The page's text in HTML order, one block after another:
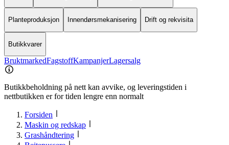
Planteproduksjon Innendørsmekanisering Drift og rekvisita
Butikkvarer
BruktmarkedFagstoffKampanjerLagersalg
Butikkbeholdning på nett kan avvike, og leveringstiden i
nettbutikken er for tiden lengre enn normalt
Forsiden
Maskin og redskap
Grashåndtering